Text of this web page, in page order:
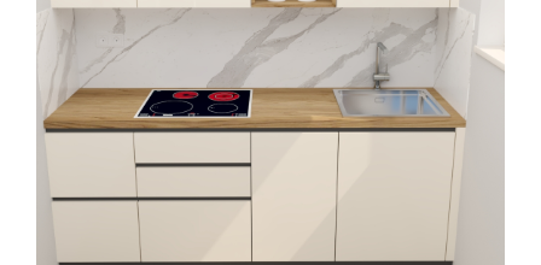
DODATCI
VANJSKI
UREDSKI